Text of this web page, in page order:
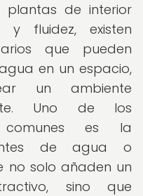
de interior
y fluidez, existen
que pueden
en un espacio,
un ambiente
Uno de los
comunes es la
de agua o
no solo añaden un
sino que